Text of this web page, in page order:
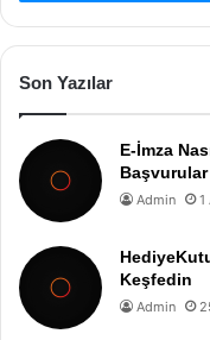
Son Yazılar
E-İmza
Admin 1
Keşfedin
Admin